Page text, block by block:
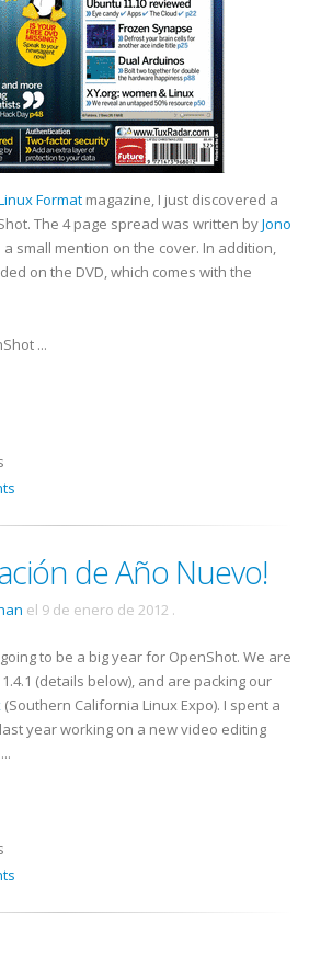
Format magazine, I just discovered a
The 4 page spread was written byJono
small mention on the cover. In addition,
on the DVD, which comes with the
...
de Año Nuevo!
el 9 de enero de 2012 .
to be a big year for OpenShot. We are
(details below), and are packing our
(Southern California Linux Expo). I spent a
year working on a new video editing